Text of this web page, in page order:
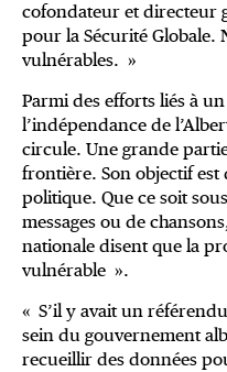
cofondateur et directeur
pour la Sécurité Globale.
vulnérables. »
Parmi des efforts liés à
l’indépendance de
circule. Une grande
frontière. Son objectif est
politique. Que ce soit
messages ou de
nationale disent que la
vulnérable ».
« S’il y avait un
sein du gouvernement
recueillir des données